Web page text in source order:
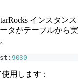
インスタンス
タがテーブルから実
: 9030
用します：